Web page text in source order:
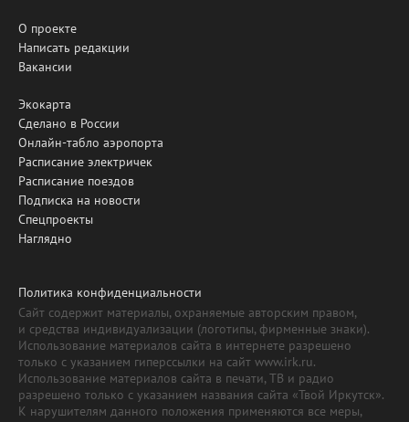
О проекте
Написать редакции
Вакансии
Экокарта
Сделано в России
Онлайн-табло аэропорта
Расписание электричек
Расписание поездов
Подписка на новости
Спецпроекты
Наглядно
Политика конфиденциальности
Сайт содержит материалы, охраняемые авторским правом,
и средства индивидуализации (логотипы, фирменные знаки).
Использование материалов сайта в интернете разрешено
только с указанием гиперссылки на сайт www.irk.ru.
Использование материалов сайта в печати, ТВ и радио
разрешено только с указанием названия сайта «Твой Иркутск».
К нарушителям данного положения применяются все меры,